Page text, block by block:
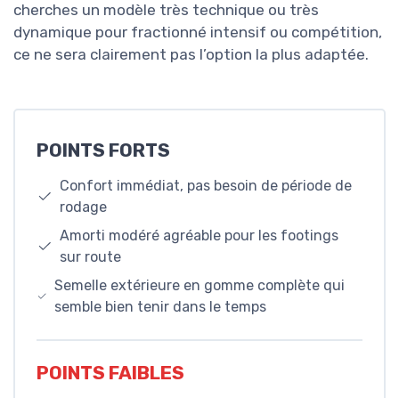
cherches un modèle très technique ou très
dynamique pour fractionné intensif ou compétition,
ce ne sera clairement pas l’option la plus adaptée.
POINTS FORTS
Confort immédiat, pas besoin de période de
rodage
Amorti modéré agréable pour les footings
sur route
Semelle extérieure en gomme complète qui
semble bien tenir dans le temps
POINTS FAIBLES